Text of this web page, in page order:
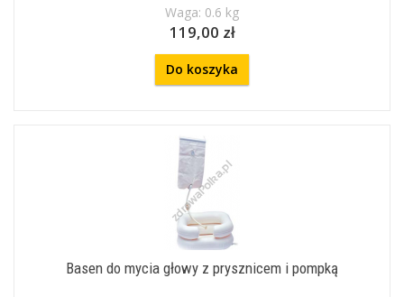
Waga: 0.6 kg
119,00 zł
Do koszyka
Basen do mycia głowy z prysznicem i pompką